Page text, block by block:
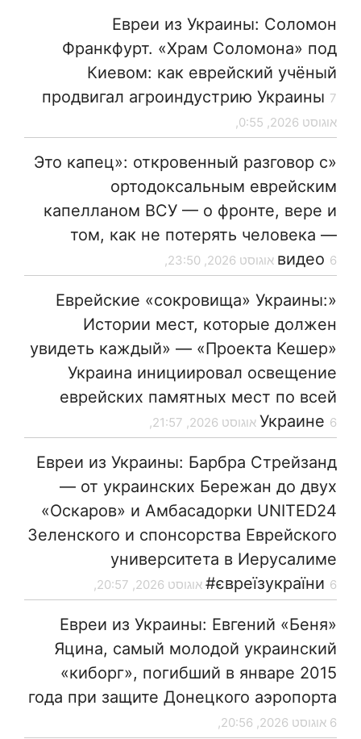
Евреи из Украины: Соломон
Франкфурт. «Храм Соломона» под
Киевом: как еврейский учёный
продвигал агроиндустрию Украины 7
אוגוסט 2026, 0:55,
«Это капец»: откровенный разговор с
ортодоксальным еврейским
капелланом ВСУ — о фронте, вере и
том, как не потерять человека —
видео 6 אוגוסט 2026, 23:50,
«Еврейские «сокровища» Украины:
Истории мест, которые должен
увидеть каждый» — «Проекта Кешер»
Украина инициировал освещение
еврейских памятных мест по всей
Украине 6 אוגוסט 2026, 21:57,
Евреи из Украины: Барбра Стрейзанд
— от украинских Бережан до двух
«Оскаров» и Амбасадорки UNITED24
Зеленского и спонсорства Еврейского
университета в Иерусалиме
#євреїзукраїни 6 אוגוסט 2026, 20:57,
Евреи из Украины: Евгений «Беня»
Яцина, самый молодой украинский
«киборг», погибший в январе 2015
года при защите Донецкого аэропорта
6 אוגוסט 2026, 20:56,